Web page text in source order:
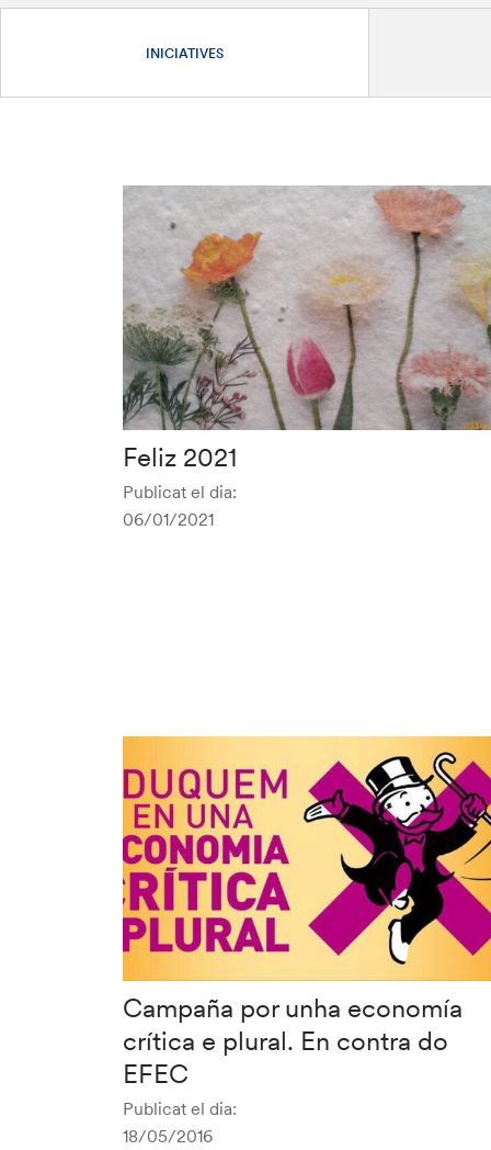
INICIATIVES
Feliz 2021
Publicat el dia:
06/01/2021
Campaña por unha economía
crítica e plural. En contra do
EFEC
Publicat el dia:
18/05/2016